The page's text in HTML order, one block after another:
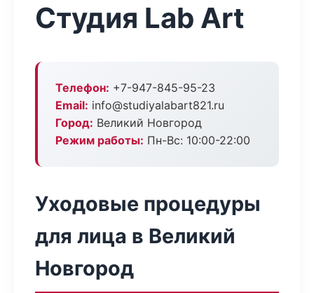
Студия Lab Art
Телефон: +7-947-845-95-23
Email: info@studiyalabart821.ru
Город: Великий Новгород
Режим работы: Пн-Вс: 10:00-22:00
Уходовые процедуры
для лица в Великий
Новгород